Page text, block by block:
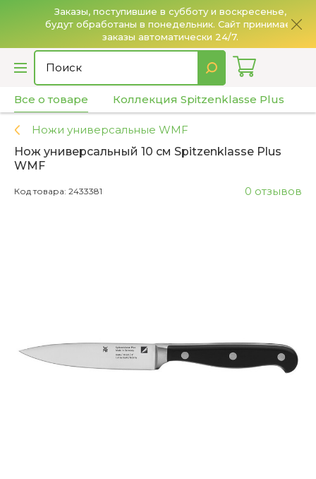
Заказы, поступившие в субботу и воскресенье,
будут обработаны в понедельник. Сайт принимает
заказы автоматически 24/7.
Все о товаре Коллекция Spitzenklasse Plus
Ножи универсальные WMF
Нож универсальный 10 см Spitzenklasse Plus
WMF
0 отзывов
Код товара: 2433381